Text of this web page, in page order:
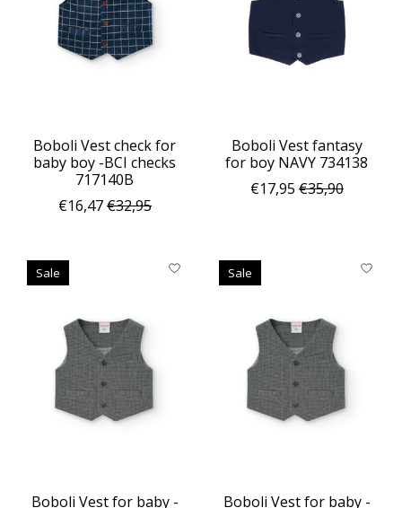
Boboli Vest check for
baby boy -BCI checks
717140B
€16,47€32,95
Boboli Vest fantasy
for boy NAVY 734138
€17,95 €35,90
Sale
Boboli Vest for baby -
Sale
Boboli Vest for baby -